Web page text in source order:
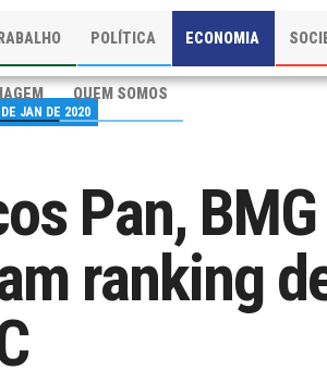
POLÍTICA ECONOMIA
QUEM SOMOS
DE JAN DE 2020
Pan,
ranking